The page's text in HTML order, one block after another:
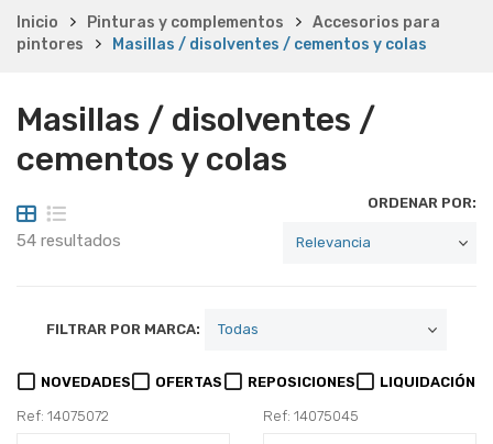
Inicio Pinturas y complementos
Accesorios para
pintores
Masillas / disolventes / cementos y colas
Masillas / disolventes /
cementos y colas
54 resultados
ORDENAR POR:
FILTRAR POR MARCA:
NOVEDADES OFERTAS REPOSICIONES LIQUIDACIÓN
Ref: 14075072 Ref: 14075045